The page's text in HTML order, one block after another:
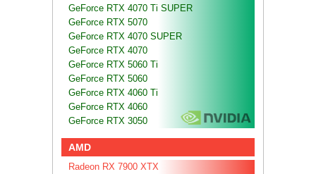
GeForce RTX 4070 Ti SUPER
GeForce RTX 5070
GeForce RTX 4070 SUPER
GeForce RTX 4070
GeForce RTX 5060 Ti
GeForce RTX 5060
GeForce RTX 4060 Ti
GeForce RTX 4060
GeForce RTX 3050
AMD
Radeon RX 7900 XTX